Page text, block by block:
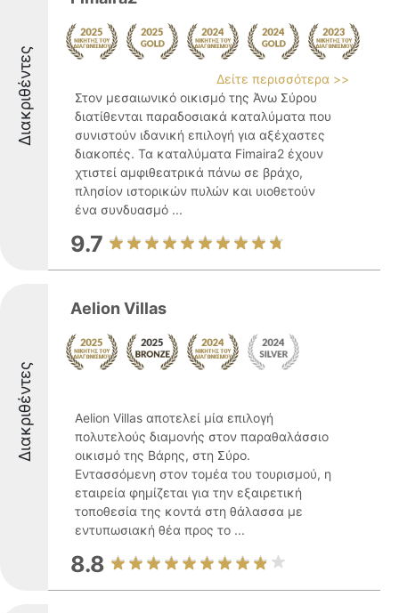
Διακριθέντες
Δείτε περισσότερα >>
Στον μεσαιωνικό οικισμό της Άνω Σύρου
διατίθενται παραδοσιακά καταλύματα που
συνιστούν ιδανική επιλογή για αξέχαστες
διακοπές. Τα καταλύματα Fimaira2 έχουν
χτιστεί αμφιθεατρικά πάνω σε βράχο,
πλησίον ιστορικών πυλών και υιοθετούν
ένα συνδυασμό ...
9.7
Διακριθέντες
Aelion Villas
Aelion Villas αποτελεί μία επιλογή
πολυτελούς διαμονής στον παραθαλάσσιο
οικισμό της Βάρης, στη Σύρο.
Εντασσόμενη στον τομέα του τουρισμού, η
εταιρεία φημίζεται για την εξαιρετική
τοποθεσία της κοντά στη θάλασσα με
εντυπωσιακή θέα προς το ...
8.8